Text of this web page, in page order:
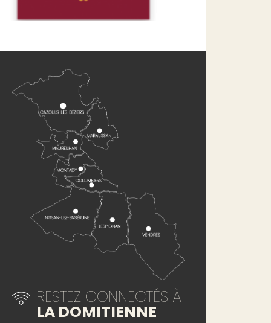
RESTEZ CONNECTÉS À
LA DOMITIENNE